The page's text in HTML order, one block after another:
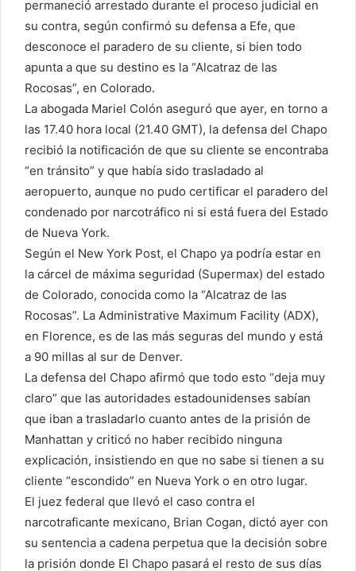
permaneció arrestado durante el proceso judicial en
su contra, según confirmó su defensa a Efe, que
desconoce el paradero de su cliente, si bien todo
apunta a que su destino es la “Alcatraz de las
Rocosas”, en Colorado.
La abogada Mariel Colón aseguró que ayer, en torno a
las 17.40 hora local (21.40 GMT), la defensa del Chapo
recibió la notificación de que su cliente se encontraba
“en tránsito” y que había sido trasladado al
aeropuerto, aunque no pudo certificar el paradero del
condenado por narcotráfico ni si está fuera del Estado
de Nueva York.
Según el New York Post, el Chapo ya podría estar en
la cárcel de máxima seguridad (Supermax) del estado
de Colorado, conocida como la “Alcatraz de las
Rocosas”. La Administrative Maximum Facility (ADX),
en Florence, es de las más seguras del mundo y está
a 90 millas al sur de Denver.
La defensa del Chapo afirmó que todo esto “deja muy
claro” que las autoridades estadounidenses sabían
que iban a trasladarlo cuanto antes de la prisión de
Manhattan y criticó no haber recibido ninguna
explicación, insistiendo en que no sabe si tienen a su
cliente “escondido” en Nueva York o en otro lugar.
El juez federal que llevó el caso contra el
narcotraficante mexicano, Brian Cogan, dictó ayer con
su sentencia a cadena perpetua que la decisión sobre
la prisión donde El Chapo pasará el resto de sus días